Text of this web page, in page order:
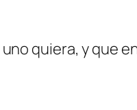
quiera, y que